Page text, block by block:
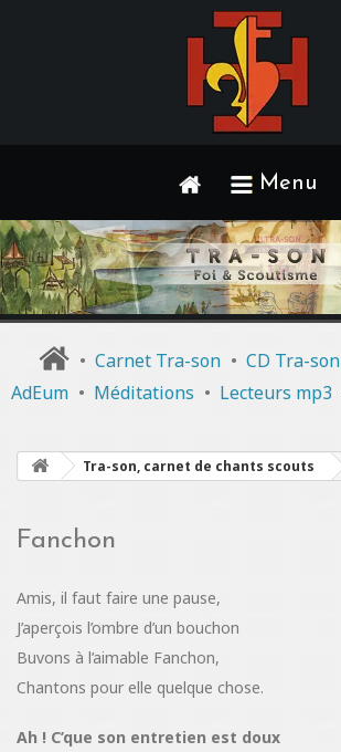
Menu
• Carnet Tra-son • CD Tra-son
AdEum • Méditations • Lecteurs mp3
Tra-son, carnet de chants scouts
Fanchon
Amis, il faut faire une pause,
J’aperçois l’ombre d’un bouchon
Buvons à l’aimable Fanchon,
Chantons pour elle quelque chose.
Ah ! C’que son entretien est doux